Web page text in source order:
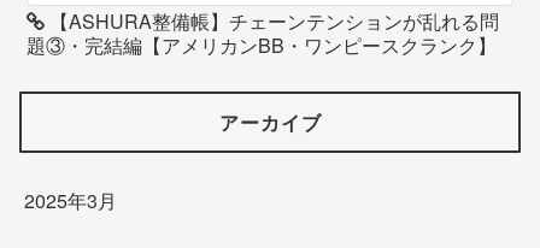
【ASHURA整備帳】チェーンテンションが乱れる問
題③・完結編【アメリカンBB・ワンピースクランク】
アーカイブ
2025年3月